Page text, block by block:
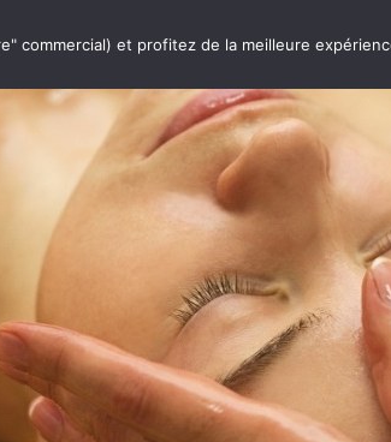
commercial) et profitez de la meilleure